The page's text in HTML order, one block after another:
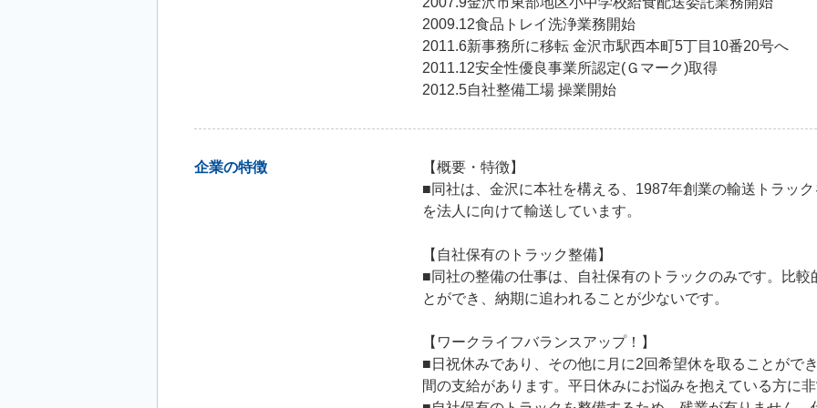
2009.12食品トレイ洗浄業務開始
2011.6新事務所に移転 金沢市駅西本町5丁目10番20号へ
2011.12安全性優良事業所認定(Ｇマーク)取得
2012.5自社整備工場 操業開始
企業の特徴
【概要・特徴】
■同社は、金沢に本社を構える、1987年創業の輸送トラッ
を法人に向けて輸送しています。
【自社保有のトラック整備】
■同社の整備の仕事は、自社保有のトラックのみです。比
とができ、納期に追われることが少ないです。
【ワークライフバランスアップ！】
■日祝休みであり、その他に月に2回希望休を取ることがで
間の支給があります。平日休みにお悩みを抱えている方に